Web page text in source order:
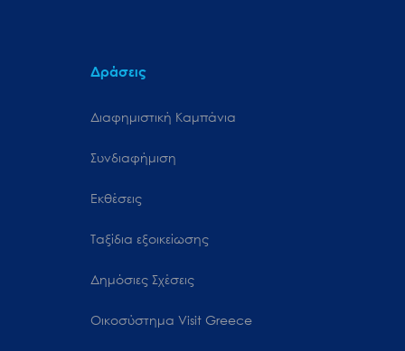
Δράσεις
Διαφημιστική Καμπάνια
Συνδιαφήμιση
Εκθέσεις
Ταξίδια εξοικείωσης
Δημόσιες Σχέσεις
Oικοσύστημα Visit Greece